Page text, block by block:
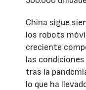
China sigue
los robots
creciente
las
tras la
lo que ha